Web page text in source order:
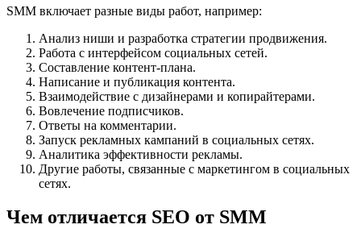
SMM включает разные виды работ, например:
Анализ ниши и разработка стратегии продвижения.
Работа с интерфейсом социальных сетей.
Составление контент-плана.
Написание и публикация контента.
Взаимодействие с дизайнерами и копирайтерами.
Вовлечение подписчиков.
Ответы на комментарии.
Запуск рекламных кампаний в социальных сетях.
Аналитика эффективности рекламы.
Другие работы, связанные с маркетингом в социальных
сетях.
Чем отличается SEO от SMM